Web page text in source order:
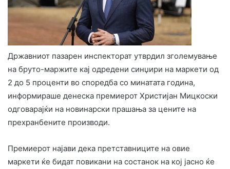
Државниот пазарен инспекторат утврдил зголемување
на бруто-маржите кај одредени синџири на маркети од
2 до 5 проценти во споредба со минатата година,
информираше денеска премиерот Христијан Мицкоски
одговарајќи на новинарски прашања за цените на
прехранбените производи.
Премиерот најави дека претставниците на овие
маркети ќе бидат повикани на состанок на кој јасно ќе